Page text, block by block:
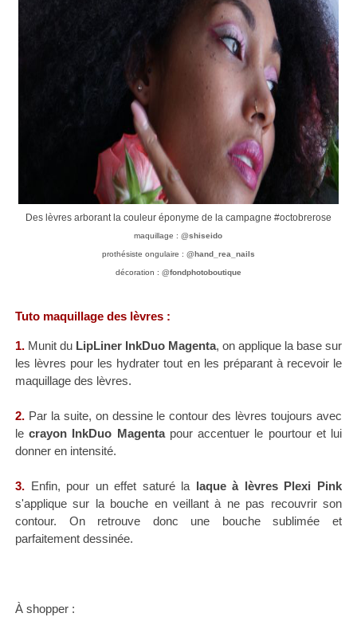
Des lèvres arborant la couleur éponyme de la campagne #octobrerose
maquillage :@shiseido
prothésiste ongulaire : @hand_rea_nails
décoration : @fondphotoboutique
Tuto maquillage des lèvres :
1. Munit du LipLiner InkDuo Magenta, on applique la base sur
les lèvres pour les hydrater tout en les préparant à recevoir le
maquillage des lèvres.
2.Par la suite, on dessine le contour des lèvres toujours avec
lecrayon InkDuo Magentapour accentuer le pourtour et lui
donner en intensité.
3.Enfin, pour un effet saturé la laque à lèvres Plexi Pink
s'applique sur la bouche en veillant à ne pas recouvrir son
contour. On retrouve donc une bouche sublimée et
parfaitement dessinée.
À shopper :